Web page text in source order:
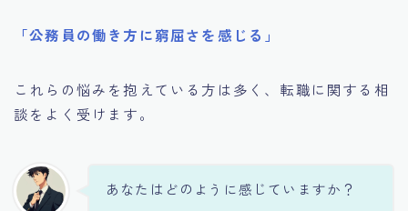
「公務員の働き方に窮屈さを感じる」
これらの悩みを抱えている方は多く、転職に関する相
談をよく受けます。
あなたはどのように感じていますか？